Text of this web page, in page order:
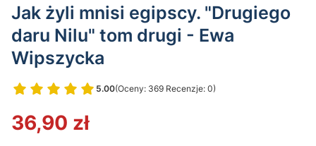
Jak żyli mnisi egipscy. "Drugiego
daru Nilu" tom drugi - Ewa
Wipszycka
5.00(Oceny: 369 Recenzje: 0)
36,90 zł